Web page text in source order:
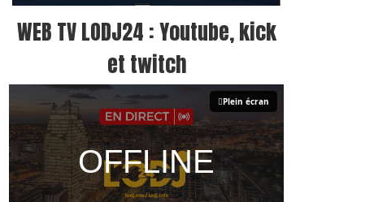
WEB TV LODJ24 : Youtube, kick
et twitch
Plein écran